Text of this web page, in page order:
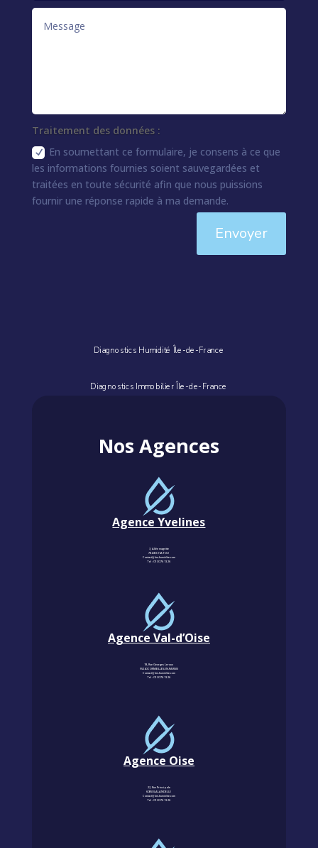
Traitement des données :
En soumettant ce formulaire, je consens à ce que
les informations fournies soient sauvegardées et
traitées en toute sécurité afin que nous puissions
fournir une réponse rapide à ma demande.
Envoyer
Diagnostics Humidité Île-de-France
Diagnostics Immobilier Île-de-France
Nos Agences
Agence Yvelines
3, Allée magritte
78400 CHATOU
Contact@km-humidite.com
Tel :01 30 76 13 26
Agence Val-d’Oise
18, Rue Georges Leroux
95240 CORMEILLES-EN-PARISIS
Contact@km-humidite.com
Tel :01 30 76 13 26
Agence Oise
22, Rue Principale
60850 LALANDELLE
Contact@km-humidite.com
Tel :01 30 76 13 26